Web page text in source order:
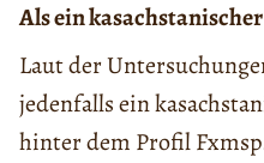
Als ein
Laut der
jedenfalls ein
hinter dem Profil